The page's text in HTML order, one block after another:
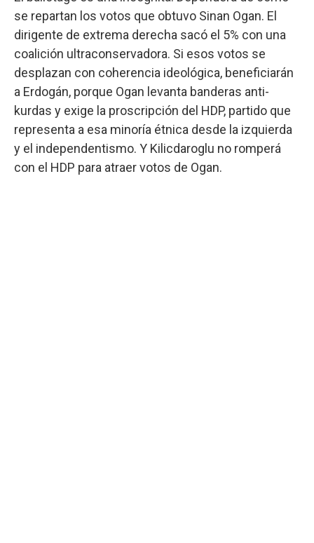
se repartan los votos que obtuvo Sinan Ogan. El
dirigente de extrema derecha sacó el 5% con una
coalición ultraconservadora. Si esos votos se
desplazan con coherencia ideológica, beneficiarán
a Erdogán, porque Ogan levanta banderas anti-
kurdas y exige la proscripción del HDP, partido que
representa a esa minoría étnica desde la izquierda
y el independentismo. Y Kilicdaroglu no romperá
con el HDP para atraer votos de Ogan.